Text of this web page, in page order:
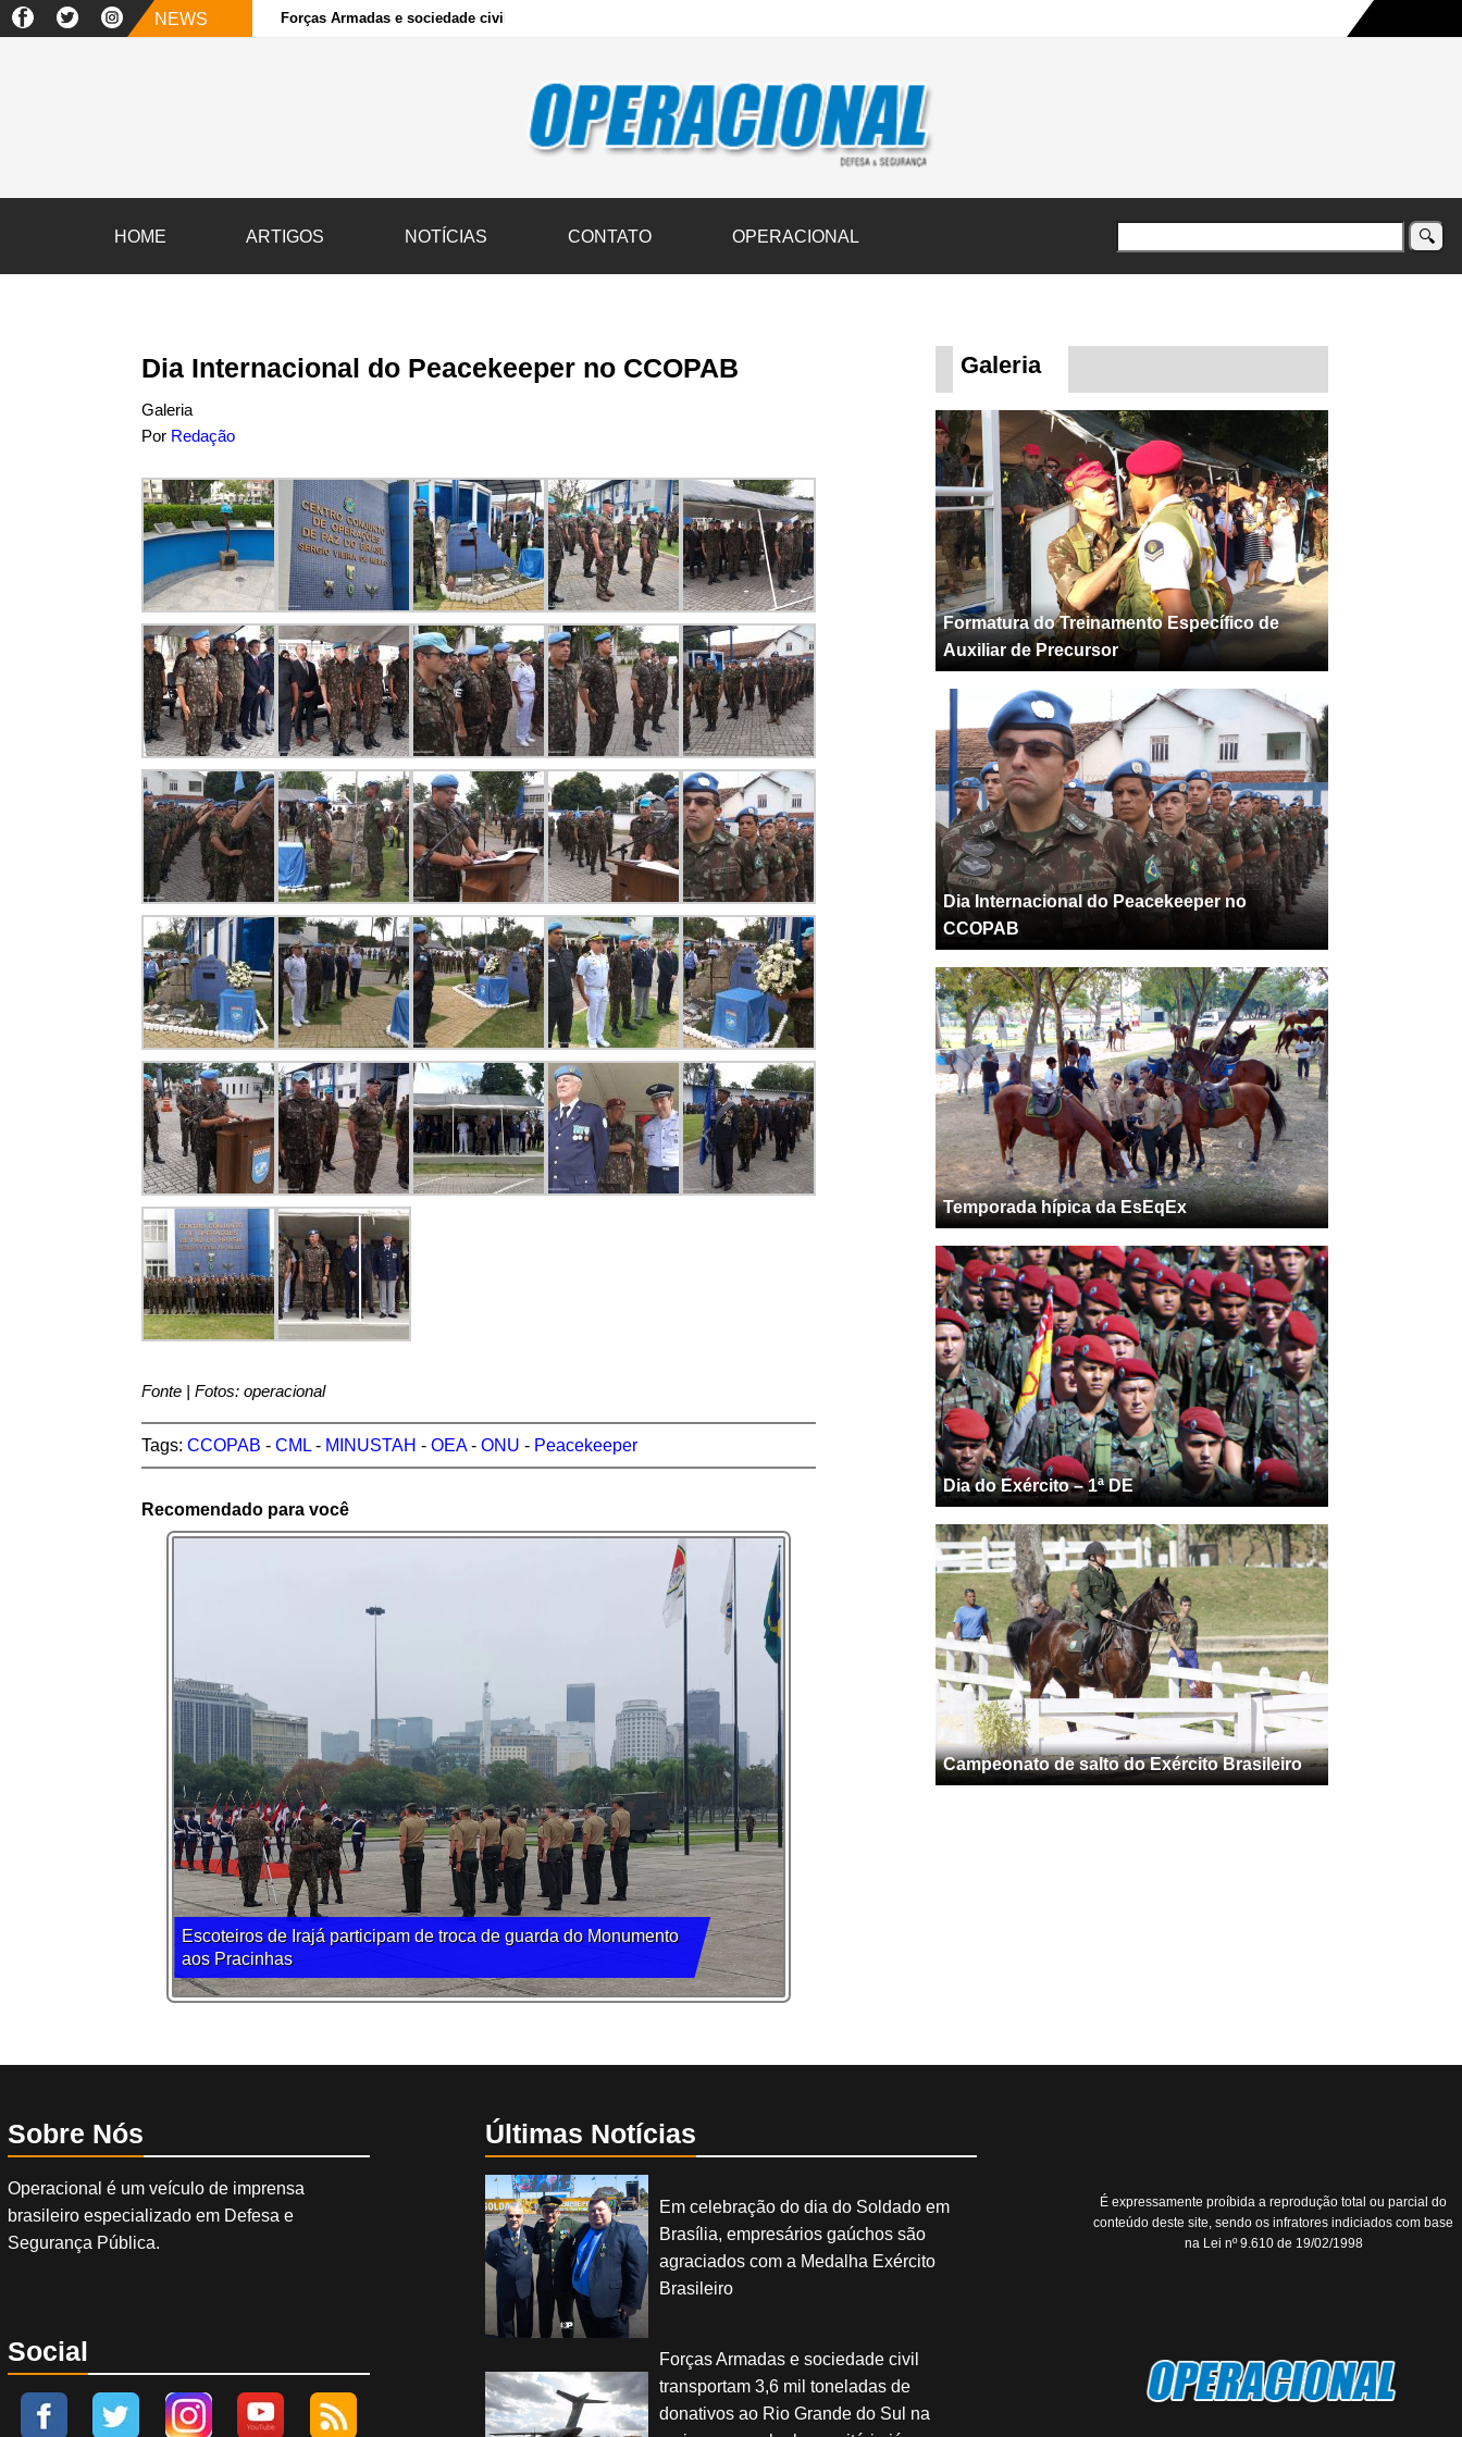
NEWS Forças Armadas e sociedade civil transportam 3,6 mil toneladas de donativos ao Rio Grande do Sul na maior campanha humanitária já registrada no país
HOME ARTIGOS NOTÍCIAS CONTATO OPERACIONAL
Dia Internacional do Peacekeeper no CCOPAB
Galeria
Por Redação
Fonte | Fotos: operacional
Tags:CCOPAB -CML - MINUSTAH -OEA-ONU - Peacekeeper
Recomendado para você
Escoteiros de Irajá participam de troca de guarda do Monumento
aos Pracinhas
Galeria
Formatura do Treinamento Específico de
Auxiliar de Precursor
Dia Internacional do Peacekeeper no
CCOPAB
Temporada hípica da EsEqEx
Dia do Exército – 1ª DE
Campeonato de salto do Exército Brasileiro
Sobre Nós
Operacional é um veículo de imprensa
brasileiro especializado em Defesa e
Segurança Pública.
Social
Últimas Notícias
Em celebração do dia do Soldado em
Brasília, empresários gaúchos são
agraciados com a Medalha Exército
Brasileiro
Forças Armadas e sociedade civil
transportam 3,6 mil toneladas de
donativos ao Rio Grande do Sul na
É expressamente proíbida a reprodução total ou parcial do
conteúdo deste site, sendo os infratores indiciados com base
na Lei nº 9.610 de 19/02/1998